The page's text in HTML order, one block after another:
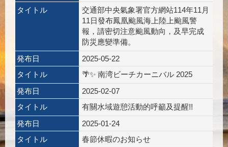
タイトル
交通部中央氣象署官方網站114年11月
11日發布鳳凰颱風海上陸上颱風警
報，請密切注意颱風動向，及早完成
防災應變準備。
発布日
2025-05-22
タイトル
🌴✨ 南湾ビーチカーニバル 2025
発布日
2025-02-07
タイトル
有關水域遊憩活動的呼籲及提醒!!
発布日
2025-01-24
タイトル
春節休暇のお知らせ